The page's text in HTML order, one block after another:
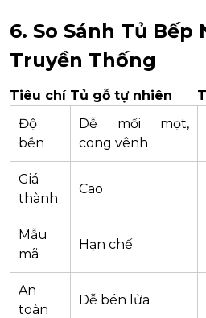
6. So Sánh Tủ Bếp
Truyền Thống
Tiêu chí Tủ gỗ tự nhiên
Độ
bền
Dễ mối mọt,
cong vênh
Giá
thành
Cao
Mẫu
mã
Hạn chế
An
toàn
Dễ bén lửa